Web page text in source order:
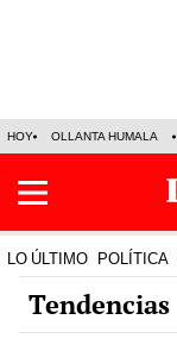
HOY OLLANTA HUMALA
LO ÚLTIMO POLÍTICA
Tendencias